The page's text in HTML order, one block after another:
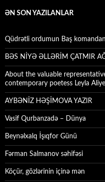
ƏN SON YAZILANLAR
Qüdrətli ordumun Baş
BƏS NİYƏ ƏLLƏRİM ÇATMIR
About the valuable
contemporary poetess Leyla
AYBƏNİZ HƏŞİMOVA YAZIR
Vasif Qurbanzadə – Dünya
Beynəlxalq İşıqfor Günü
Fərman Salmanov səhifəsi
Köçür, gözlərinin içinə mən